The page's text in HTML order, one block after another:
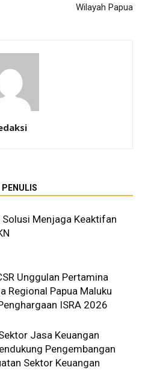
Wilayah Papua
PENULIS
Solusi Menjaga Keaktifan
Unggulan Pertamina
Regional Papua Maluku
ISRA 2026
Jasa Keuangan
Pengembangan
Sektor Keuangan